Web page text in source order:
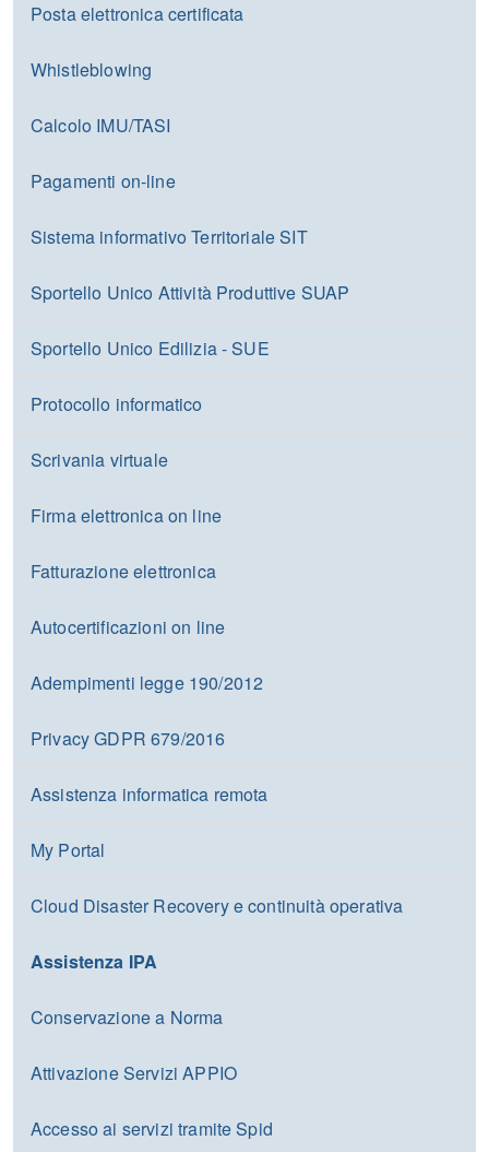
Posta elettronica certificata
Whistleblowing
Calcolo IMU/TASI
Pagamenti on-line
Sistema informativo Territoriale SIT
Sportello Unico Attività Produttive SUAP
Sportello Unico Edilizia - SUE
Protocollo informatico
Scrivania virtuale
Firma elettronica on line
Fatturazione elettronica
Autocertificazioni on line
Adempimenti legge 190/2012
Privacy GDPR 679/2016
Assistenza informatica remota
My Portal
Cloud Disaster Recovery e continuità operativa
Assistenza IPA
Conservazione a Norma
Attivazione Servizi APPIO
Accesso ai servizi tramite Spid